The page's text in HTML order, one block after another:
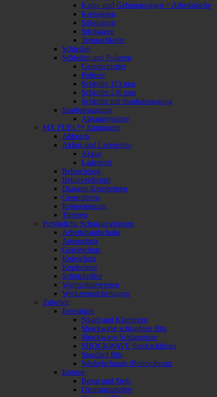
Kapp- und Gehrungssägen + Arbeitstische
Kreissägen
Säbelsägen
Stichsägen
Trennschleifer
Schleifen
Schleifen und Polieren
Geradschleifer
Polierer
Schleifer 115 mm
Schleifer 230 mm
Schleifer mit Staubabsaugung
Staubabsaugung
Absaugsysteme
MX FUEL™ Equipment
Abbruch
Akkus und Ladegeräte
Akkus
Ladegerät
Beleuchtung
Betonverdichter
Diamant-Kernbohren
Generatoren
Rohrreinigung
Trennen
Persönliche Schutzausrüstung
Arbeitshandschuhe
Atemschutz
Gehörschutz
Knieschutz
Kopfschutz
Schutzbrillen
Warnschutzwesten
Werkzeugsicherungen
Zubehör
Befestigen
Nägel und Klammern
Shockwave schlagfeste Bits
Shockwave Schlagnüsse
SHOCKWAVE Steckschlüssel
Standard Bits
Winkelschraub-/Bohrvohrsatz
Bohren
Beton und Stein
Diamantzubehör